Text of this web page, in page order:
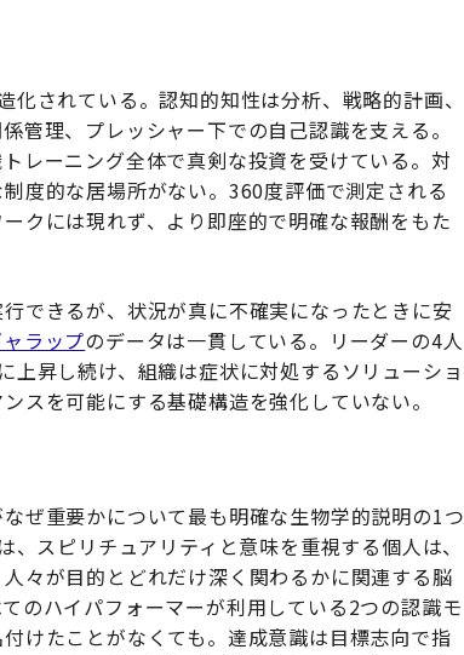
されている。認知的知性は分析、戦略的計画、
管理、プレッシャー下での自己認識を支える。
レーニング全体で真剣な投資を受けている。対
度的な居場所がない。360度評価で測定される
クには現れず、より即座的で明確な報酬をもた
できるが、状況が真に不確実になったときに安
ラップのデータは一貫している。リーダーの4人
昇し続け、組織は症状に対処するソリューショ
スを可能にする基礎構造を強化していない。
ぜ重要かについて最も明確な生物学的説明の1つ
スピリチュアリティと意味を重視する個人は、
々が目的とどれだけ深く関わるかに関連する脳
のハイパフォーマーが利用している2つの認識モ
けたことがなくても。達成意識は目標志向で指